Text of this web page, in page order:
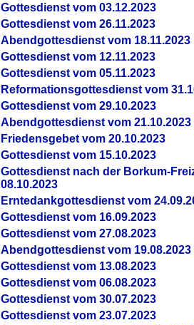
Gottesdienst vom 03.12.2023
Gottesdienst vom 26.11.2023
Abendgottesdienst vom 18.11.2023
Gottesdienst vom 12.11.2023
Gottesdienst vom 05.11.2023
Reformationsgottesdienst vom
Gottesdienst vom 29.10.2023
Abendgottesdienst vom 21.10.2023
Friedensgebet vom 20.10.2023
Gottesdienst vom 15.10.2023
Gottesdienst nach der Borkum-
08.10.2023
Erntedankgottesdienst vom
Gottesdienst vom 16.09.2023
Gottesdienst vom 27.08.2023
Abendgottesdienst vom 19.08.2023
Gottesdienst vom 13.08.2023
Gottesdienst vom 06.08.2023
Gottesdienst vom 30.07.2023
Gottesdienst vom 23.07.2023